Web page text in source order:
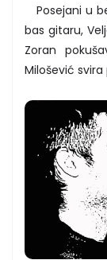
Posejani u
bas gitaru,
Zoran
Milošević